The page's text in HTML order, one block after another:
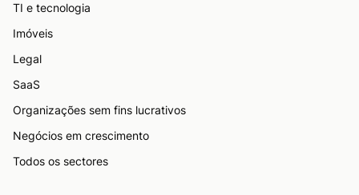
TI e tecnologia
Imóveis
Legal
SaaS
Organizações sem fins lucrativos
Negócios em crescimento
Todos os sectores